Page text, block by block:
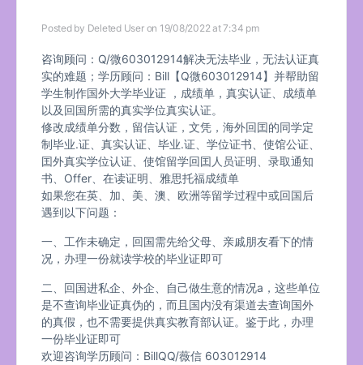
Posted by Deleted User on 19/08/2022 at 7:34 pm
咨询顾问：Q/微603012914解决无法毕业，无法认证真
实的难题；学历顾问：Bill【Q微603012914】并帮助留
学生制作国外大学毕业证 ，成绩单，真实认证、成绩单
以及回国所需的真实学位真实认证。
修改成绩单分数，留信认证，文凭，海外回囯的同学定
制毕业.证、真实认证、毕业.证、学位证书、使馆公证、
囯外真实学位认证、使馆留学回囯人员证明、录取通知
书、Offer、在读证明、雅思托福成绩单
如果您在英、加、美、澳、欧洲等留学过程中或回国后
遇到以下问题：
一、工作未确定，回国需先给父母、亲戚朋友看下的情
况，办理一份就读学校的毕业证即可
二、回国进私企、外企、自己做生意的情况a，这些单位
是不查询毕业证真伪的，而且国内没有渠道去查询国外
的真假，也不需要提供真实教育部认证。鉴于此，办理
一份毕业证即可
欢迎咨询学历顾问：BillQQ/薇信 603012914